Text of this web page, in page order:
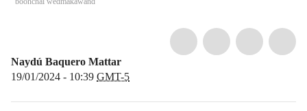
Naydú Baquero Mattar
19/01/2024 - 10:39 GMT-5